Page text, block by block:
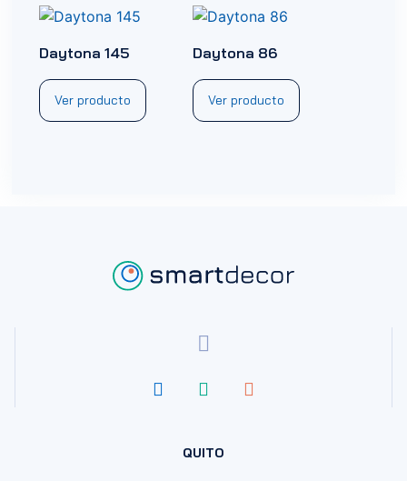
Daytona 145
Ver producto
Daytona 86
Ver producto
QUITO